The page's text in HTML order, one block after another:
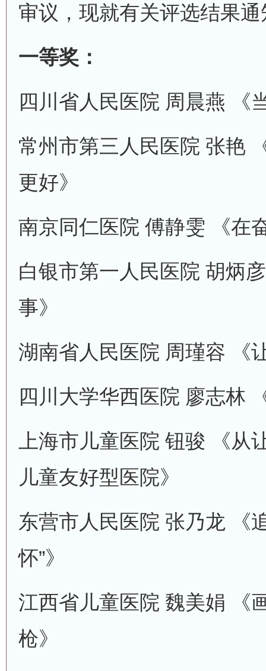
审议，现就有关评选结果
一等奖：
四川省人民医院 周晨燕 《
常州市第三人民医院 张艳
更好》
南京同仁医院 傅静雯 《在
白银市第一人民医院 胡炳
事》
湖南省人民医院 周瑾容 《
四川大学华西医院 廖志林
上海市儿童医院 钮骏 《从
儿童友好型医院》
东营市人民医院 张乃龙 《
怀”》
江西省儿童医院 魏美娟 《
枪》